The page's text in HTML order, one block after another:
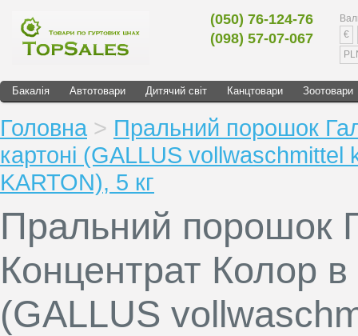
(050) 76-124-76
(098) 57-07-067
€
Бакалія Автотовари Дитячий світ Канцтовари Зоотовари
Головна > Пральний порошок
картоні (GALLUS
KARTON), 5 кг
Пральний порошок
Концентрат Колор в
(GALLUS